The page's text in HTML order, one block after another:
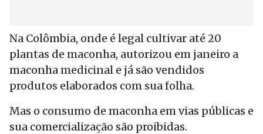
Na Colômbia, onde é legal cultivar até 20
plantas de maconha, autorizou em janeiro a
maconha medicinal e já são vendidos
produtos elaborados com sua folha.
Mas o consumo de maconha em vias públicas e
sua comercialização são proibidas.